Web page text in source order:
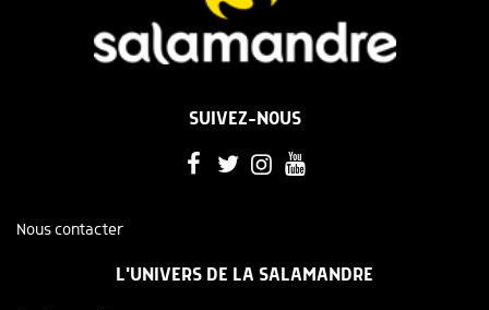
SUIVEZ-NOUS
Nous contacter
L'UNIVERS DE LA SALAMANDRE